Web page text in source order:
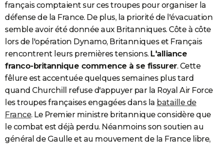
français comptaient sur ces troupes pour organiser la
défense de la France. De plus, la priorité de l'évacuation
semble avoir été donnée aux Britanniques. Côte à côte
lors de l'opération Dynamo, Britanniques et Français
rencontrent leurs premières tensions. L'alliance
franco-britannique commence à se fissurer. Cette
fêlure est accentuée quelques semaines plus tard
quand Churchill refuse d'appuyer par la Royal Air Force
les troupes françaises engagées dans la bataille de
France. Le Premier ministre britannique considère que
le combat est déjà perdu. Néanmoins son soutien au
général de Gaulle et au mouvement de la France libre,